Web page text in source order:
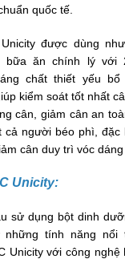
quốc tế.
được dùng
bữa ăn chính lý với
chất thiết yếu bổ
kiểm soát tốt nhất
cân, giảm cân an
cả người béo phì, đặc
cân duy trì vóc dáng
Unicity:
sử dụng bột dinh
những tính năng nổi
Unicity với công nghệ